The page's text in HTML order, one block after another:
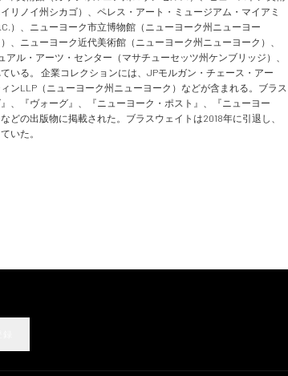
リノイ州シカゴ）、ペレス・アート・ミュージアム・マイアミ
）、ニューヨーク市立博物館（ニューヨーク州ニューヨー
ニューヨーク近代美術館（ニューヨーク州ニューヨーク）、
ル・アーツ・センター（マサチューセッツ州ケンブリッジ）、
いる。 企業コレクションには、JPモルガン・チェース・アー
ンLLP（ニューヨーク州ニューヨーク）などが含まれる。ブラス
、『ヴォーグ』、『ニューヨーク・ポスト』、『ニューヨー
の出版物に掲載された。ブラスウェイトは2018年に引退し、
いた。